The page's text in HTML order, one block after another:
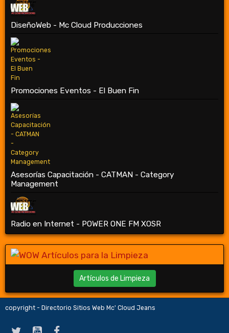
DiseñoWeb - Mc Cloud Producciones
Promociones Eventos - El Buen Fin
Asesorías Capacitación - CATMAN - Category
Management
Radio en Internet - POWER ONE FM XOSR
Artículos de Limpieza
copyright - Directorio Sitios Web Mc' Cloud Jeans